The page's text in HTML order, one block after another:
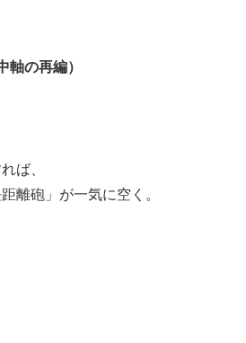
軸の再編）
ば、
離砲」が一気に空く。